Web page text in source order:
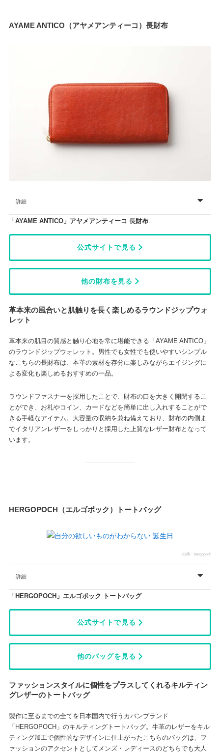
AYAME ANTICO（アヤメアンティーコ）長財布
詳細
「AYAME ANTICO」アヤメアンティーコ 長財布
公式サイトで見る
他の財布を見る
革本来の風合いと肌触りを長く楽しめるラウンドジップウォ
レット
革本来の肌目の質感と触り心地を常に堪能できる「AYAME ANTICO」
のラウンドジップウォレット。男性でも女性でも使いやすいシンプル
なこちらの長財布は、本革の素材を存分に楽しみながらエイジングに
よる変化も楽しめるおすすめの一品。
ラウンドファスナーを採用したことで、財布の口を大きく開閉するこ
とができ、お札やコイン、カードなどを簡単に出し入れすることがで
きる手軽なアイテム。大容量の収納を兼ね備えており、財布の内側ま
でイタリアンレザーをしっかりと採用した上質なレザー財布となって
います。
HERGOPOCH（エルゴポック）トートバッグ
出典：hergopoch
詳細
「HERGOPOCH」エルゴポック トートバッグ
公式サイトで見る
他のバッグを見る
ファッションスタイルに個性をプラスしてくれるキルティン
グレザーのトートバッグ
製作に至るまでの全てを日本国内で行うカバンブランド
「HERGOPOCH」のキルティングトートバッグ。牛革のレザーをキル
ティング加工で個性的なデザインに仕上がったこちらのバッグは、フ
ァッションのアクセントとしてメンズ・レディースのどちらでも大人